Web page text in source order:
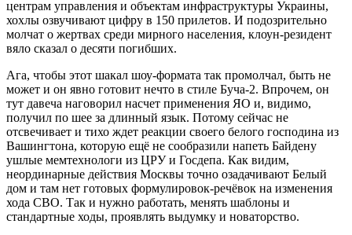
центрам управления и объектам инфраструктуры Украины,
хохлы озвучивают цифру в 150 прилетов. И подозрительно
молчат о жертвах среди мирного населения, клоун-резидент
вяло сказал о десяти погибших.
Ага, чтобы этот шакал шоу-формата так промолчал, быть не
может и он явно готовит нечто в стиле Буча-2. Впрочем, он
тут давеча наговорил насчет применения ЯО и, видимо,
получил по шее за длинный язык. Потому сейчас не
отсвечивает и тихо ждет реакции своего белого господина из
Вашингтона, которую ещё не сообразили напеть Байдену
ушлые мемтехнологи из ЦРУ и Госдепа. Как видим,
неординарные действия Москвы точно озадачивают Белый
дом и там нет готовых формулировок-речёвок на изменения
хода СВО. Так и нужно работать, менять шаблоны и
стандартные ходы, проявлять выдумку и новаторство.